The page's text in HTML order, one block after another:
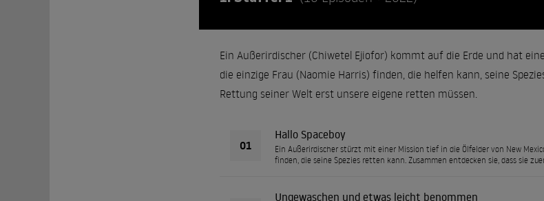
Ein Außerirdischer (Chiwetel Ejiofor) kommt auf die Erde und hat
die einzige Frau (Naomie Harris) finden, die helfen kann, seine
Rettung seiner Welt erst unsere eigene retten müssen.
01
Hallo Spaceboy
Ein Außerirdischer stürzt mit einer Mission tief in die Ölfelder von New
finden, die seine Spezies retten kann. Zusammen entdecken sie, dass sie
Ungewaschen und etwas leicht benommen